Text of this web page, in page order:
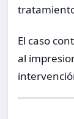
El caso
al